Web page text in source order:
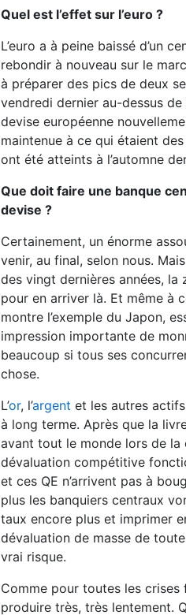
Quel est l’effet sur l’euro ?
L’euro a à peine baissé d’un
rebondir à nouveau sur le
à préparer des pics de deux
vendredi dernier au-dessus
devise européenne
maintenue à ce qui étaient
ont été atteints à l’automne
Que doit faire une banque
devise ?
Certainement, un énorme
venir, au final, selon nous.
des vingt dernières années,
pour en arriver là. Et même à
montre l’exemple du Japon,
impression importante de
beaucoup si tous ses
chose.
L’or, l’argent et les autres
à long terme. Après que la
avant tout le monde lors de
dévaluation compétitive
et ces QE n’arrivent pas à
plus les banquiers centraux
taux encore plus et imprimer
dévaluation de masse de
vrai risque.
Comme pour toutes les crises
produire très, très lentement.